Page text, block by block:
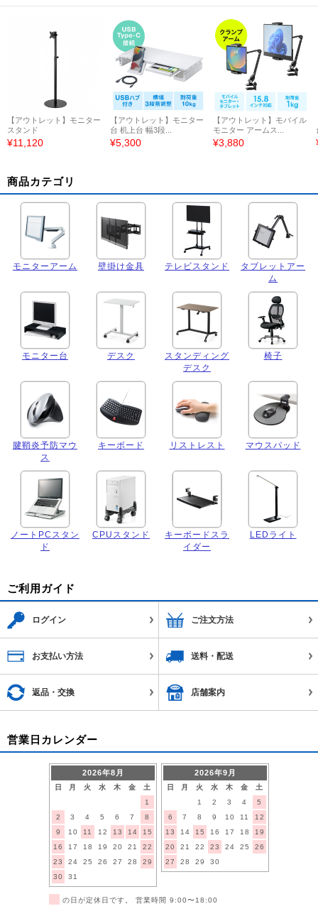
【アウトレット】モニター
スタンド
¥11,120
【アウトレット】モニター
台 机上台 幅3段...
¥5,300
【アウトレット】モバイル
モニター アームス...
¥3,880
商品カテゴリ
モニターアーム 壁掛け金具 テレビスタンド
タブレットアー
ム
モニター台 デスク
スタンディング
デスク
椅子
腱鞘炎予防マウ
ス
キーボード リストレスト マウスパッド
ノートPCスタン
ド
CPUスタンド
キーボードスラ
イダー
LEDライト
ご利用ガイド
ログイン ご注文方法
お支払い方法 送料・配送
返品・交換 店舗案内
営業日カレンダー
2026年8月
日 月 火 水 木 金
土
1
2
3 4 5 6 7
8
9
10 11 12 13 14
15
16
17 18 19 20 21
22
23
24 25 26 27 28
29
30
31
2026年9月
日 月 火 水 木 金
土
1
2 3 4
5
6
7 8 9 10 11
12
13
14 15 16 17 18
19
20
21 22 23 24 25
26
27
28 29 30
の日が定休日です。 営業時間 9:00〜18:00